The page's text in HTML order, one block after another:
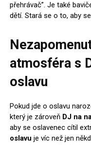
přehrávač”. Je také
dětí. Stará se o to, aby
atmosféra s
oslavu
Pokud jde o oslavu
který je zároveň DJ na
aby se oslavenec cítil
oslavu je víc než jen